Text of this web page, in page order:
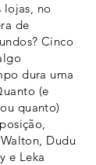
lojas, no
de
Cinco
dura uma
(e
quanto)
Dudu
e Leka